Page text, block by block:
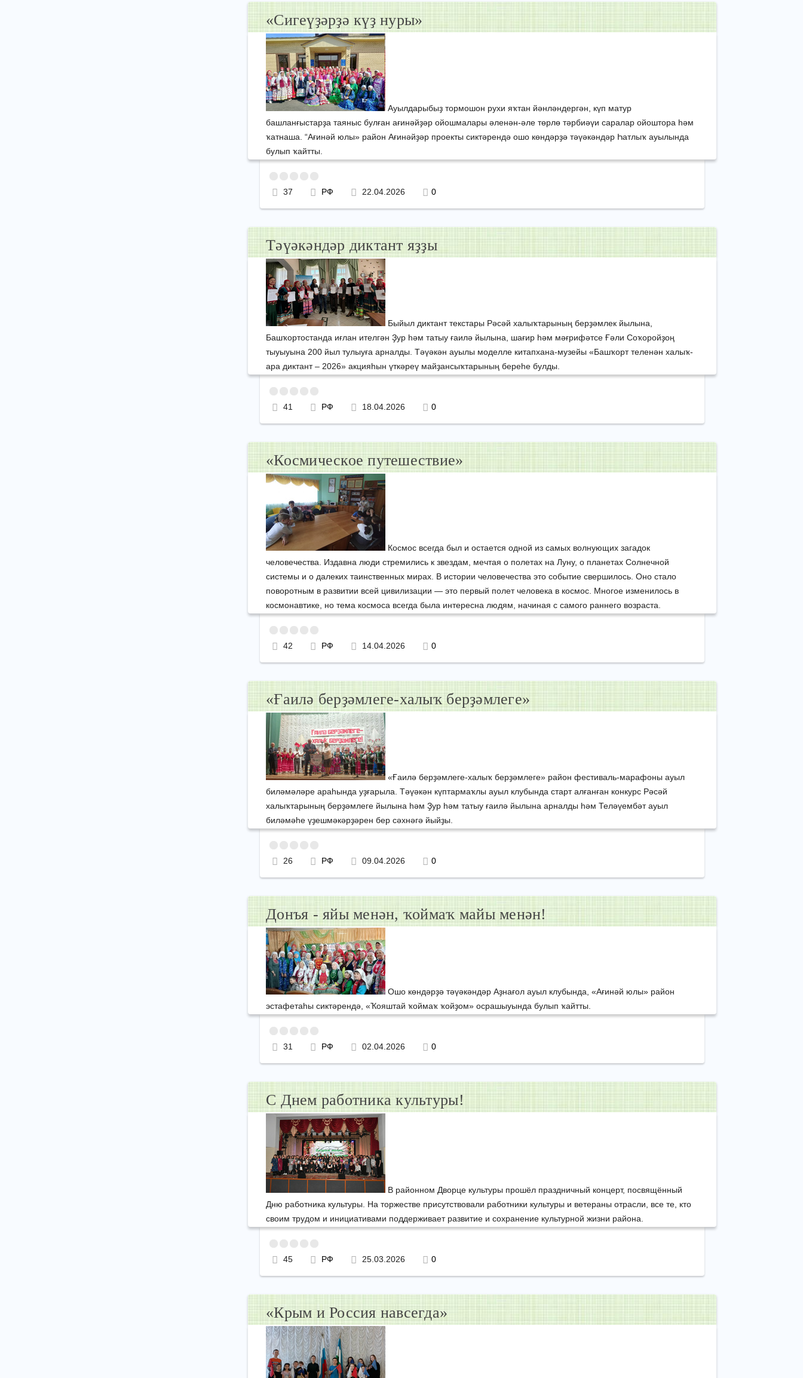
«Сигеүҙәрҙә күҙ нуры»
Ауылдарыбыҙ тормошон рухи яҡтан йәнләндергән, күп матур
башланғыстарҙа таяныс булған ағинәйҙәр ойошмалары әленән-әле төрлө тәрбиәүи саралар ойоштора һәм
ҡатнаша. “Ағинәй юлы» район Ағинәйҙәр проекты сиктәрендә ошо көндәрҙә тәүәкәндәр Һатлыҡ ауылында
булып ҡайтты.
37 РФ 22.04.2026 0
Тәүәкәндәр диктант яҙҙы
Быйыл диктант текстары Рәсәй халыҡтарының берҙәмлек йылына,
Башҡортостанда иғлан ителгән Ҙур һәм татыу ғаилә йылына, шағир һәм мәғрифәтсе Ғәли Соҡоройҙоң
тыуыуына 200 йыл тулыуға арналды. Тәүәкән ауылы моделле китапхана-музейы «Башҡорт теленән халыҡ-
ара диктант – 2026» акцияһын үткәреү майҙансыҡтарының береһе булды.
41 РФ 18.04.2026 0
«Космическое путешествие»
Космос всегда был и остается одной из самых волнующих загадок
человечества. Издавна люди стремились к звездам, мечтая о полетах на Луну, о планетах Солнечной
системы и о далеких таинственных мирах. В истории человечества это событие свершилось. Оно стало
поворотным в развитии всей цивилизации — это первый полет человека в космос. Многое изменилось в
космонавтике, но тема космоса всегда была интересна людям, начиная с самого раннего возраста.
42 РФ 14.04.2026 0
«Ғаилә берҙәмлеге-халыҡ берҙәмлеге»
«Ғаилә берҙәмлеге-халыҡ берҙәмлеге» район фестиваль-марафоны ауыл
биләмәләре араһында уҙғарыла. Тәүәкән күптармаҡлы ауыл клубында старт алғанған конкурс Рәсәй
халыҡтарының берҙәмлеге йылына һәм Ҙур һәм татыу ғаилә йылына арналды һәм Теләүембәт ауыл
биләмәһе үҙешмәкәрҙәрен бер сәхнәгә йыйҙы.
26 РФ 09.04.2026 0
Донъя - яйы менән, ҡоймаҡ майы менән!
Ошо көндәрҙә тәүәкәндәр Аҙнағол ауыл клубында, «Ағинәй юлы» район
эстафетаһы сиктәрендә, «Ҡояштай ҡоймаҡ ҡойҙом» осрашыуында булып ҡайтты.
31 РФ 02.04.2026 0
С Днем работника культуры!
В районном Дворце культуры прошёл праздничный концерт, посвящённый
Дню работника культуры. На торжестве присутствовали работники культуры и ветераны отрасли, все те, кто
своим трудом и инициативами поддерживает развитие и сохранение культурной жизни района.
45 РФ 25.03.2026 0
«Крым и Россия навсегда»